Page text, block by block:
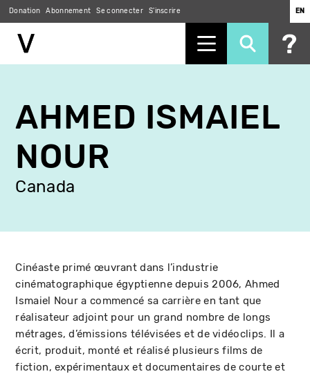
contenu
principal
Donation Abonnement Se connecter S'inscrire EN
AHMED ISMAIEL
NOUR
Canada
Cinéaste primé œuvrant dans l’industrie
cinématographique égyptienne depuis 2006, Ahmed
Ismaiel Nour a commencé sa carrière en tant que
réalisateur adjoint pour un grand nombre de longs
métrages, d’émissions télévisées et de vidéoclips. Il a
écrit, produit, monté et réalisé plusieurs films de
fiction, expérimentaux et documentaires de courte et